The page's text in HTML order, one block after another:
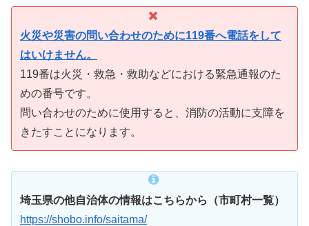
火災や災害の問い合わせのために119番へ電話をして
はいけません。
119番は火災・救急・救助などにおける緊急通報のた
めの番号です。
問い合わせのために使用すると、消防の活動に支障を
きたすことになります。
埼玉県の他自治体の情報はこちらから（市町村一覧）
https://shobo.info/saitama/